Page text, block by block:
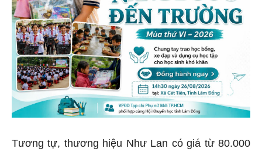
Tương tự, thương hiệu Như Lan có giá từ 80.000